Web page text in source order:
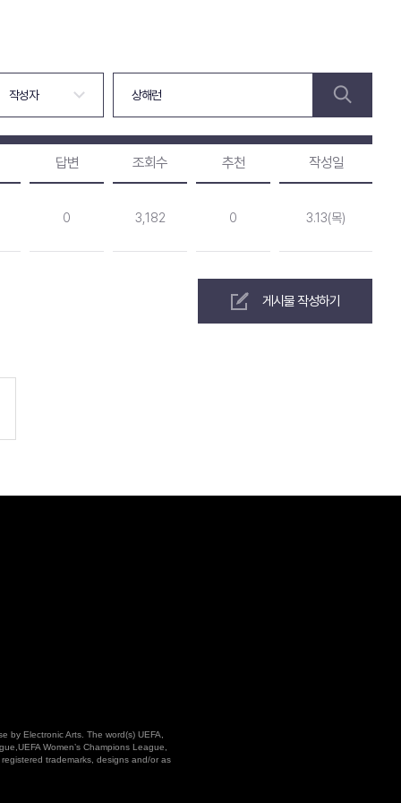
답변 조회수 추천 작성일
0 3,182 0 3.13(목)
게시물 작성하기
by Electronic Arts. The word(s) UEFA,
Women’s Champions League,
trademarks, designs and/or as